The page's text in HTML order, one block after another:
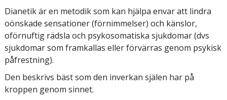
Dianetik är en metodik som kan hjälpa envar att lindra
oönskade sensationer (förnimmelser) och känslor,
oförnuftig rädsla och psykosomatiska sjukdomar (dvs
sjukdomar som framkallas eller förvärras genom psykisk
påfrestning).
Den beskrivs bäst som den inverkan själen har på
kroppen genom sinnet.